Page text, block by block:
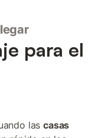
para el
lascasas